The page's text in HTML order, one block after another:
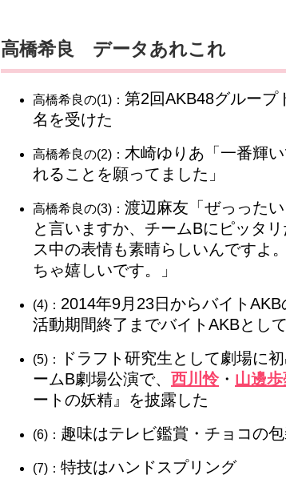
高橋希良 データあれこれ
高橋希良の(1)： 第2回AKB48グループ
名を受けた
高橋希良の(2)： 木崎ゆりあ「一番輝
れることを願ってました」
高橋希良の(3)： 渡辺麻友「ぜっった
と言いますか、チームBにピッタ
ス中の表情も素晴らしいんですよ
ちゃ嬉しいです。」
(4)： 2014年9月23日からバイト
活動期間終了までバイトAKBとし
(5)：
ドラフト研究生として劇場に
ームB劇場公演で、 西川怜 ・ 山邊
ートの妖精』を披露した
(6)： 趣味はテレビ鑑賞・チョコの
(7)： 特技はハンドスプリング